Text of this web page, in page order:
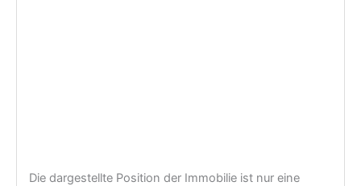
Die dargestellte Position der Immobilie ist nur eine